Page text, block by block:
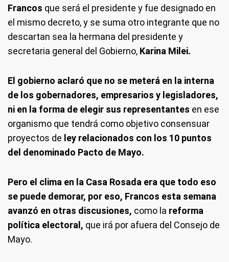
Francos que será el presidente y fue designado en
el mismo decreto, y se suma otro integrante que no
descartan sea la hermana del presidente y
secretaria general del Gobierno, Karina Milei.
El gobierno aclaró que no se meterá en la interna
de los gobernadores, empresarios y legisladores,
ni en la forma de elegir sus representantes en ese
organismo que tendrá como objetivo consensuar
proyectos de ley relacionados con los 10 puntos
del denominado Pacto de Mayo.
Pero el clima en la Casa Rosada era que todo eso
se puede demorar, por eso, Francos esta semana
avanzó en otras discusiones, como la reforma
política electoral, que irá por afuera del Consejo de
Mayo.